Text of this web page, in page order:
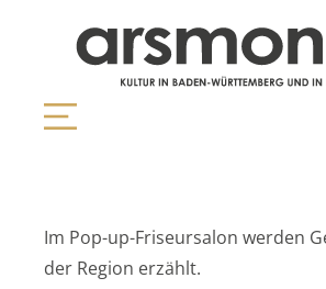
Im Pop-up-Friseursalon werden
der Region erzählt.